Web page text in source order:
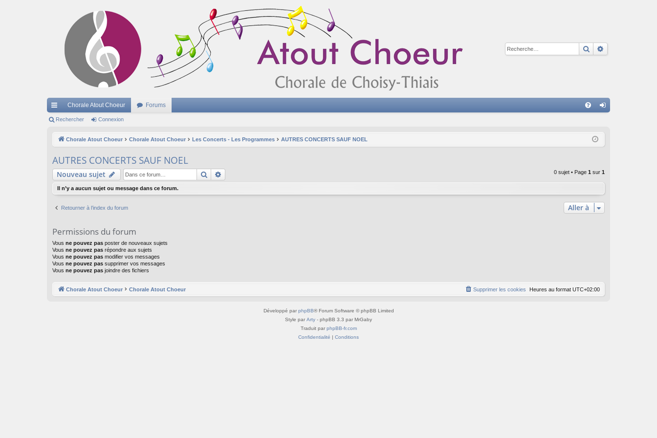
Rechercher
cc
pi
de
Chorale Atout Choeur Forums
ne
Rechercher Connexion
Chorale Atout Choeur Chorale Atout Choeur Les Concerts - Les Programmes AUTRES CONCERTS SAUF NOEL
AUTRES CONCERTS SAUF NOEL
Nouveau sujet Rechercher 0 sujet • Page 1 sur 1
Il n’y a aucun sujet ou message dans ce forum.
Retourner à l’index du forum Aller à
Permissions du forum
Vous ne pouvez pas poster de nouveaux sujets
Vous ne pouvez pas répondre aux sujets
Vous ne pouvez pas modifier vos messages
Vous ne pouvez pas supprimer vos messages
Vous ne pouvez pas joindre des fichiers
Chorale Atout Choeur Chorale Atout Choeur Heures au format UTC+02:00
Supprimer les cookies
Développé par phpBB® Forum Software © phpBB Limited
Style par Arty - phpBB 3.3 par MrGaby
Traduit par phpBB-fr.com
Confidentialité | Conditions